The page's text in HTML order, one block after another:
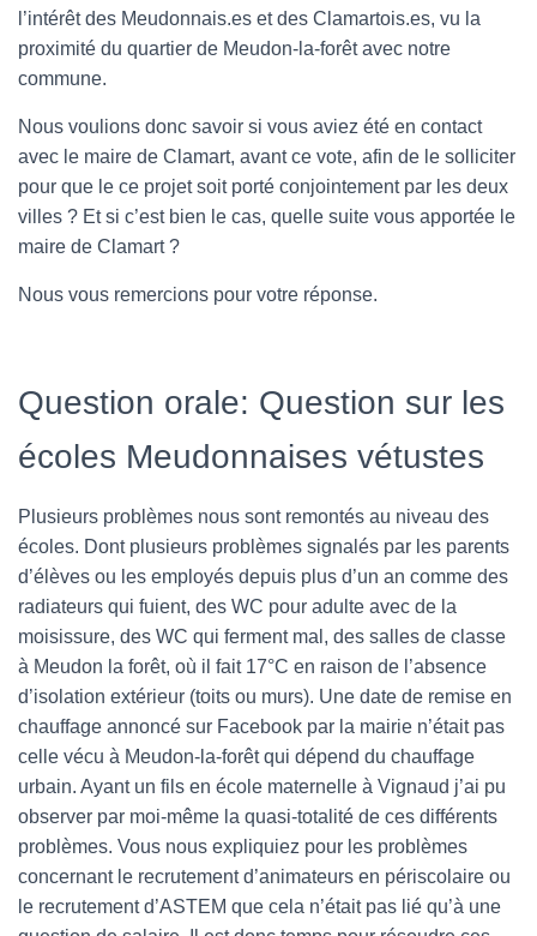
l’intérêt des Meudonnais.es et des Clamartois.es, vu la
proximité du quartier de Meudon-la-forêt avec notre
commune.
Nous voulions donc savoir si vous aviez été en contact
avec le maire de Clamart, avant ce vote, afin de le solliciter
pour que le ce projet soit porté conjointement par les deux
villes ? Et si c’est bien le cas, quelle suite vous apportée le
maire de Clamart ?
Nous vous remercions pour votre réponse.
Question orale: Question sur les
écoles Meudonnaises vétustes
Plusieurs problèmes nous sont remontés au niveau des
écoles. Dont plusieurs problèmes signalés par les parents
d’élèves ou les employés depuis plus d’un an comme des
radiateurs qui fuient, des WC pour adulte avec de la
moisissure, des WC qui ferment mal, des salles de classe
à Meudon la forêt, où il fait 17°C en raison de l’absence
d’isolation extérieur (toits ou murs). Une date de remise en
chauffage annoncé sur Facebook par la mairie n’était pas
celle vécu à Meudon-la-forêt qui dépend du chauffage
urbain. Ayant un fils en école maternelle à Vignaud j’ai pu
observer par moi-même la quasi-totalité de ces différents
problèmes. Vous nous expliquiez pour les problèmes
concernant le recrutement d’animateurs en périscolaire ou
le recrutement d’ASTEM que cela n’était pas lié qu’à une